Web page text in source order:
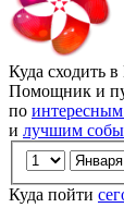
Куда сходить
Помощник и
по
и лучшим
Куда пойти